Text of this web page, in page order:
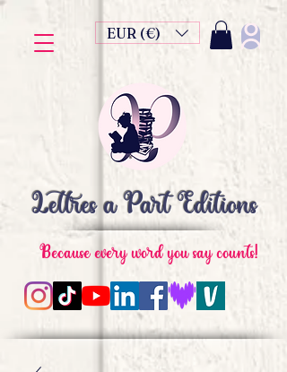
Lettres à Part Editions
Because every word you say counts!
EUR (€)